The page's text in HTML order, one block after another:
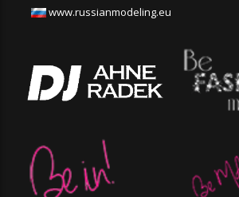
www.russianmodeling.eu